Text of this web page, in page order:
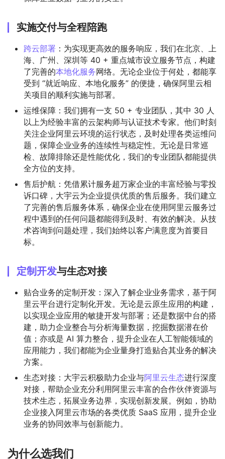
实施交付与全程陪跑
跨云部署 ：为实现更高效的服务响应，我们在北京、上
海、广州、深圳等 40 + 重点城市设立服务节点，构建
了完善的本地化服务网络。无论企业位于何处，都能享
受到 “就近响应、本地化服务” 的便捷，确保阿里云相
关项目的顺利实施与部署。
运维保障：我们拥有一支 50 + 专业团队，其中 30 人
以上为经验丰富的云架构师与认证技术专家。他们时刻
关注企业阿里云环境的运行状态，及时处理各类运维问
题，保障企业业务的连续性与稳定性。无论是日常巡
检、故障排除还是性能优化，我们的专业团队都能提供
全方位的支持。
售后护航：凭借累计服务超万家企业的丰富经验与零投
诉口碑，大宇云为企业提供优质的售后服务。我们建立
了完善的售后服务体系，确保企业在使用阿里云服务过
程中遇到的任何问题都能得到及时、有效的解决。从技
术咨询到问题处理，我们始终以客户满意度为首要目
标。
定制开发与生态对接
贴合业务的定制开发：深入了解企业业务需求，基于阿
里云平台进行定制化开发。无论是云原生应用的构建，
以实现企业应用的敏捷开发与部署；还是数据中台的搭
建，助力企业整合与分析海量数据，挖掘数据潜在价
值；亦或是 AI 算力整合，提升企业在人工智能领域的
应用能力，我们都能为企业量身打造贴合其业务的解决
方案。
生态对接：大宇云积极助力企业与阿里云生态进行深度
对接，帮助企业充分利用阿里云丰富的合作伙伴资源与
技术生态，拓展业务边界，实现创新发展。例如，协助
企业接入阿里云市场的各类优质 SaaS 应用，提升企业
业务的协同效率与创新能力。
为什么选我们